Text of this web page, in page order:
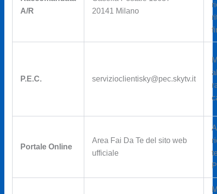
A/R
20141 Milano
P.E.C. servizioclientisky@pec.skytv.it
Portale Online
Area Fai Da Te del sito web
ufficiale